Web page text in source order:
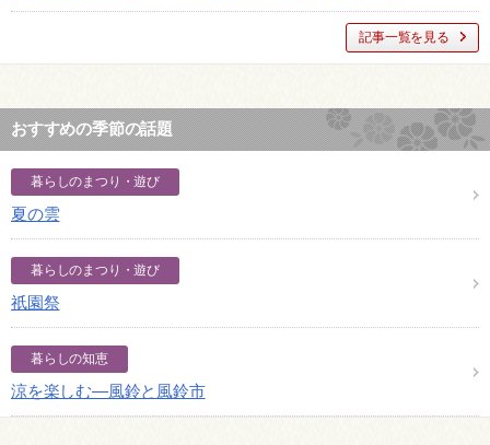
記事一覧を見る
おすすめの季節の話題
暮らしのまつり・遊び
夏の雲
暮らしのまつり・遊び
祇園祭
暮らしの知恵
涼を楽しむ―風鈴と風鈴市